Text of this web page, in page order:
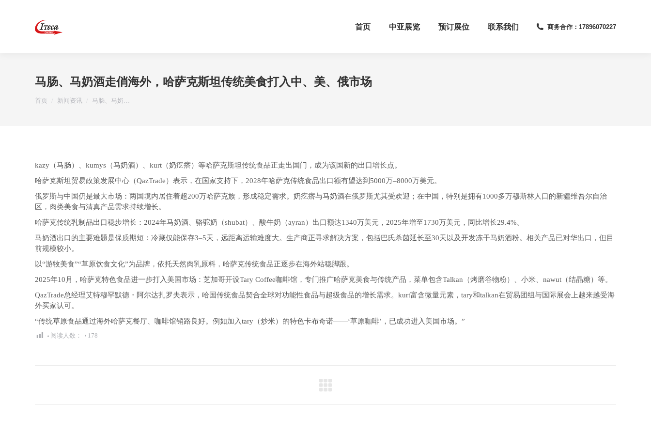
首页 中亚展览 预订展位 联系我们 商务合作：17896070227
马肠、马奶酒走俏海外，哈萨克斯坦传统美食打入中、美、俄市场
首页 新闻资讯 马肠、马奶…
kazy（马肠）、kumys（马奶酒）、kurt（奶疙瘩）等哈萨克斯坦传统食品正走出国门，成为该国新的出口增长点。
哈萨克斯坦贸易政策发展中心（QazTrade）表示，在国家支持下，2028年哈萨克传统食品出口额有望达到5000万–8000万美元。
俄罗斯与中国仍是最大市场：两国境内居住着超200万哈萨克族，形成稳定需求。奶疙瘩与马奶酒在俄罗斯尤其受欢迎；在中国，特别是拥有1000多万穆斯林人口的新疆维吾尔自治
区，肉类美食与清真产品需求持续增长。
哈萨克传统乳制品出口稳步增长：2024年马奶酒、骆驼奶（shubat）、酸牛奶（ayran）出口额达1340万美元，2025年增至1730万美元，同比增长29.4%。
马奶酒出口的主要难题是保质期短：冷藏仅能保存3–5天，远距离运输难度大。生产商正寻求解决方案，包括巴氏杀菌延长至30天以及开发冻干马奶酒粉。相关产品已对华出口，但目
前规模较小。
以“游牧美食”“草原饮食文化”为品牌，依托天然肉乳原料，哈萨克传统食品正逐步在海外站稳脚跟。
2025年10月，哈萨克特色食品进一步打入美国市场：芝加哥开设Tary Coffee咖啡馆，专门推广哈萨克美食与传统产品，菜单包含Talkan（烤磨谷物粉）、小米、nawut（结晶糖）等。
QazTrade总经理艾特穆罕默德・阿尔达扎罗夫表示，哈国传统食品契合全球对功能性食品与超级食品的增长需求。kurt富含微量元素，tary和talkan在贸易团组与国际展会上越来越受海
外买家认可。
“传统草原食品通过海外哈萨克餐厅、咖啡馆销路良好。例如加入tary（炒米）的特色卡布奇诺——‘草原咖啡’，已成功进入美国市场。”
阅读人数： 178